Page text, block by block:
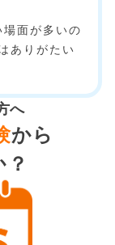
面が多いの
ありがたい
へ
から